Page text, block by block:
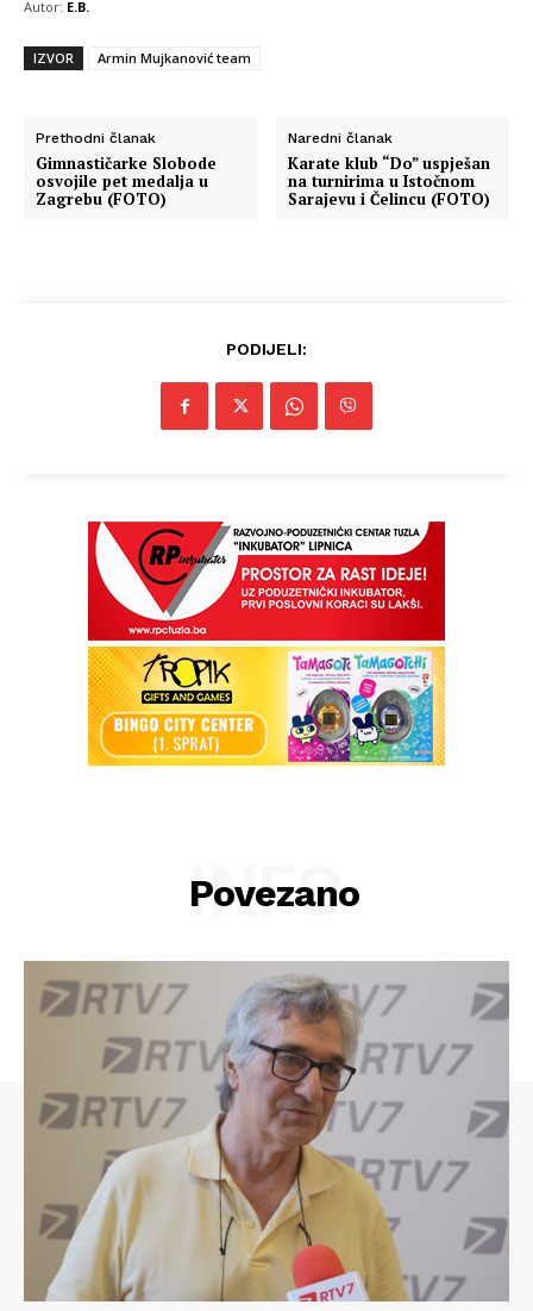
Autor: E.B.
IZVOR Armin Mujkanović team
Prethodni članak
Gimnastičarke Slobode
osvojile pet medalja u
Zagrebu (FOTO)
Naredni članak
Karate klub “Do” uspješan
na turnirima u Istočnom
Sarajevu i Čelincu (FOTO)
PODIJELI:
Povezano
INFO